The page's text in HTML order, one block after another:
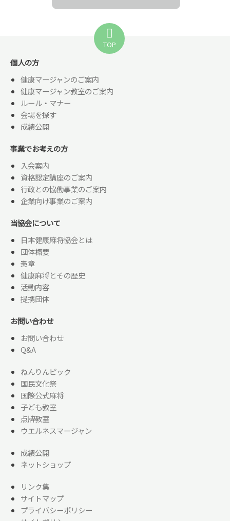
TOP
個人の方
健康マージャンのご案内
健康マージャン教室のご案内
ルール・マナー
会場を探す
成績公開
事業でお考えの方
入会案内
資格認定講座のご案内
行政との協働事業のご案内
企業向け事業のご案内
当協会について
日本健康麻将協会とは
団体概要
憲章
健康麻将とその歴史
活動内容
提携団体
お問い合わせ
お問い合わせ
Q&A
ねんりんピック
国民文化祭
国際公式麻将
子ども教室
点牌教室
ウエルネスマージャン
成績公開
ネットショップ
リンク集
サイトマップ
プライバシーポリシー